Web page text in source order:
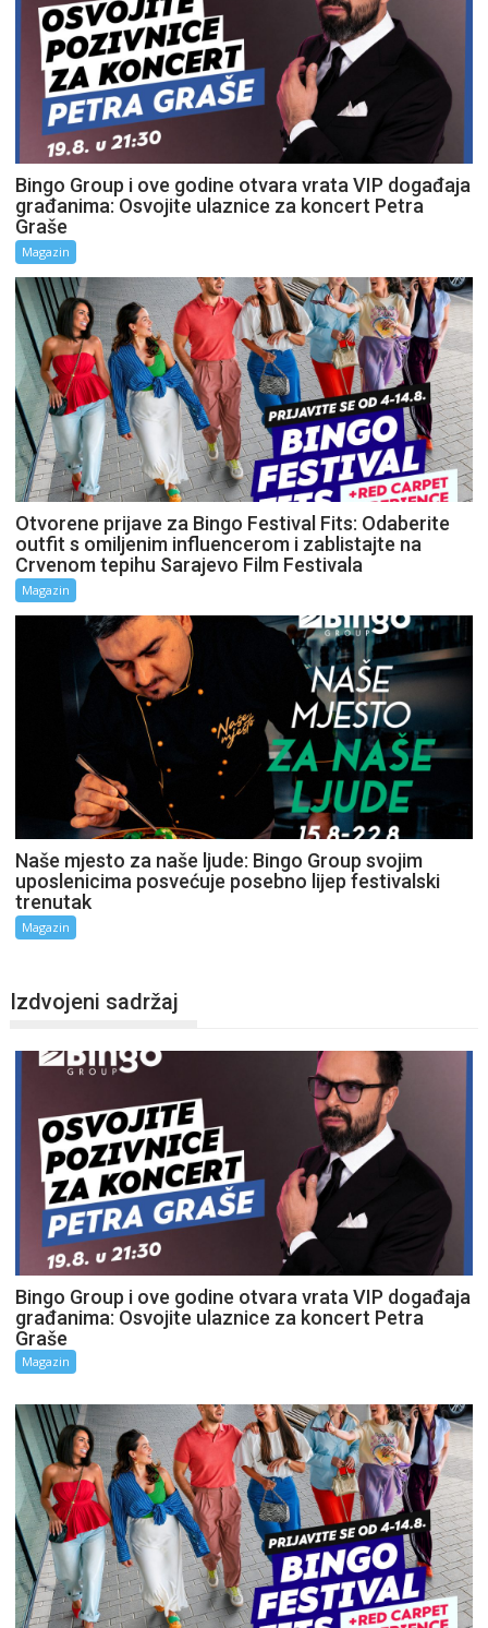
Bingo Group i ove godine otvara vrata VIP događaja
građanima: Osvojite ulaznice za koncert Petra
Graše
Magazin
Otvorene prijave za Bingo Festival Fits: Odaberite
outfit s omiljenim influencerom i zablistajte na
Crvenom tepihu Sarajevo Film Festivala
Magazin
Naše mjesto za naše ljude: Bingo Group svojim
uposlenicima posvećuje posebno lijep festivalski
trenutak
Magazin
Izdvojeni sadržaj
Bingo Group i ove godine otvara vrata VIP događaja
građanima: Osvojite ulaznice za koncert Petra
Graše
Magazin